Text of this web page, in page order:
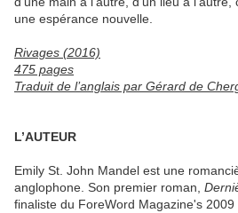
une espérance nouvelle.
Rivages (2016)
475 pages
Traduit de l’anglais par Gérard de
L’AUTEUR
Emily St. John Mandel est une
anglophone. Son premier roman,
finaliste du ForeWord Magazine's 2009